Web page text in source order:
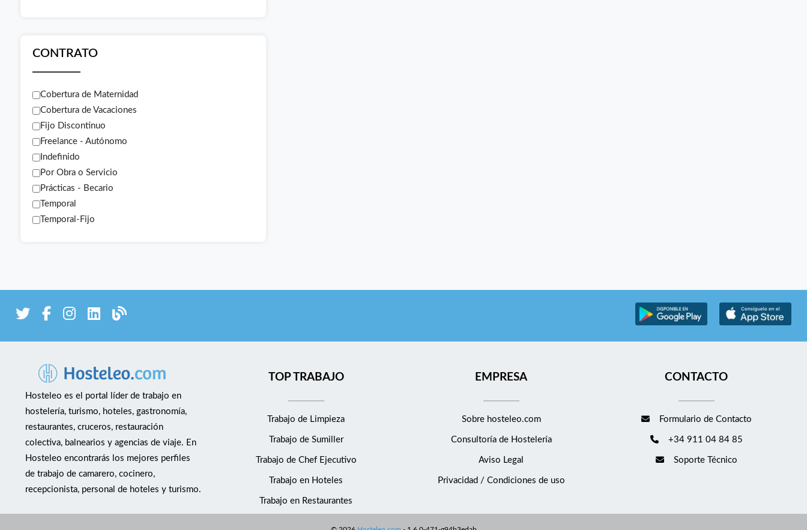
CONTRATO
Cobertura de Maternidad
Cobertura de Vacaciones
Fijo Discontinuo
Freelance - Autónomo
Indefinido
Por Obra o Servicio
Prácticas - Becario
Temporal
Temporal-Fijo
Hosteleo es el portal líder de trabajo en
hostelería, turismo, hoteles, gastronomía,
restaurantes, cruceros, restauración
colectiva, balnearios y agencias de viaje. En
Hosteleo encontrarás los mejores perfiles
de trabajo de camarero, cocinero,
recepcionista, personal de hoteles y turismo.
TOP TRABAJO
Trabajo de Limpieza
Trabajo de Sumiller
Trabajo de Chef Ejecutivo
Trabajo en Hoteles
Trabajo en Restaurantes
EMPRESA
Sobre hosteleo.com
Consultoría de Hostelería
Aviso Legal
Privacidad / Condiciones de uso
CONTACTO
Formulario de Contacto
+34 911 04 84 85
Soporte Técnico